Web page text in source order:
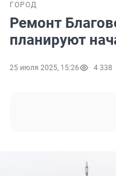
ГОРОД
Ремонт
планируют
25 июля 2025, 15:26 4 338